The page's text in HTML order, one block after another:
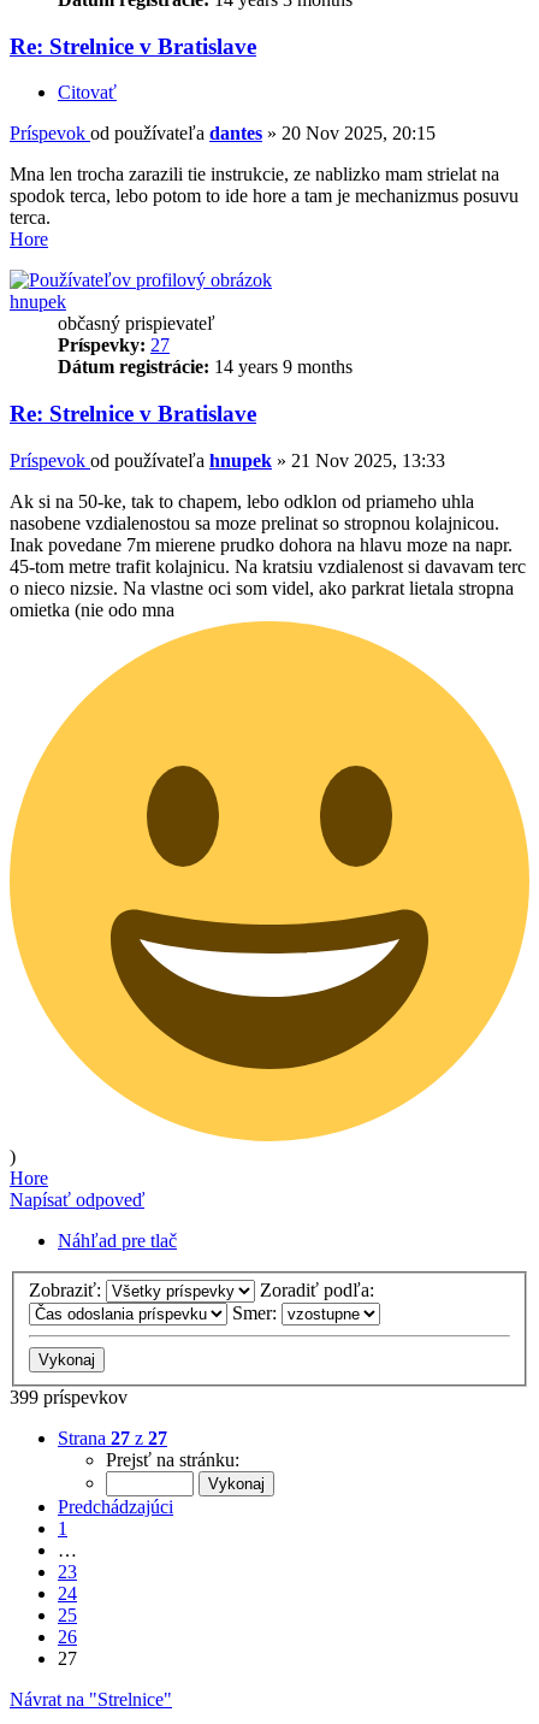
Re: Strelnice v Bratislave
Citovať
Príspevok od používateľa dantes » 20 Nov 2025, 20:15
Mna len trocha zarazili tie instrukcie, ze nablizko mam strielat na
spodok terca, lebo potom to ide hore a tam je mechanizmus posuvu
terca.
Hore
hnupek
občasný prispievateľ
Príspevky: 27
Dátum registrácie: 14 years 9 months
Re: Strelnice v Bratislave
Príspevok od používateľa hnupek » 21 Nov 2025, 13:33
Ak si na 50-ke, tak to chapem, lebo odklon od priameho uhla
nasobene vzdialenostou sa moze prelinat so stropnou kolajnicou.
Inak povedane 7m mierene prudko dohora na hlavu moze na napr.
45-tom metre trafit kolajnicu. Na kratsiu vzdialenost si davavam terc
o nieco nizsie. Na vlastne oci som videl, ako parkrat lietala stropna
omietka (nie odo mna
)
Hore
Napísať odpoveď
Náhľad pre tlač
Zobraziť:
Zoradiť podľa:
Smer:
399 príspevkov
Strana 27 z 27
Prejsť na stránku:
Predchádzajúci
1
…
23
24
25
26
27
Návrat na "Strelnice"